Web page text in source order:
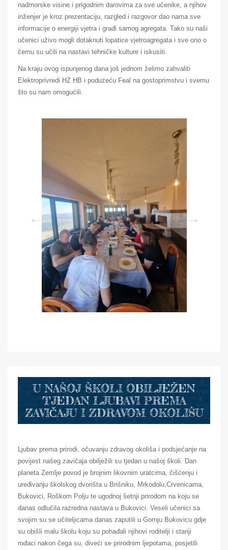
nadmorske visine i prigodnim darovima za sve učenike, a njihov
inženjer je kroz prezentaciju, razgled i razgovor dao nama sve
informacije o energiji vjetra i građi samog agregata. Tako su naši
učenici uživo mogli dotaknuti lopatice vjetroagregata i sve ono o
čemu su učili na nastavi tehničke kulture i iskusiti.
Na kraju ovog ispunjenog dana još jednom želimo zahvaliti
Elektroprivredi HZ HB i poduzeću Feal na gostoprimstvu i svemu
što su nam omogućili.
U NAŠOJ ŠKOLI OBILJEŽEN
TJEDAN LJUBAVI PREMA
ZAVIČAJU I ZDRAVOM OKOLIŠU
Ljubav prema prirodi, očuvanju zdravog okoliša i podsjećanje na
povijest našeg zavičaja obilježili su tjedan u našoj školi. Dan
planeta Zemlje povod je brojnim likovnim uratcima, čišćenju i
uređivanju školskog dvorišta u Brišniku, Mrkodolu,Crvenicama,
Bukovici, Roškom Polju te ugodnoj šetnji prirodom na koju se
danas odlučila razredna nastava u Bukovici. Veseli učenici sa
svojim su se učiteljicama danas zaputili u Gornju Bukovicu gdje
su obišli malu školu koju su pohađali njihovi roditelji i stariji
rođaci nakon čega su, diveći se prirodnim ljepotama, posjetili